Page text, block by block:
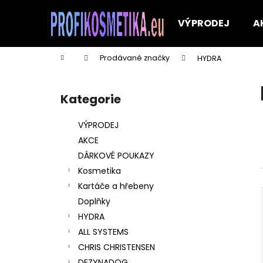
VÝPRODEJ
Domů Prodávané značky HYDRA
Přeskočit
kategorie
Kategorie
VÝPRODEJ
AKCE
DÁRKOVÉ POUKAZY
Kosmetika
Kartáče a hřebeny
Doplňky
HYDRA
ALL SYSTEMS
CHRIS CHRISTENSEN
í
Zpět
do
Zpět
do
AS JEMNÝ ŠAMPON S KONDICIONÉREM -